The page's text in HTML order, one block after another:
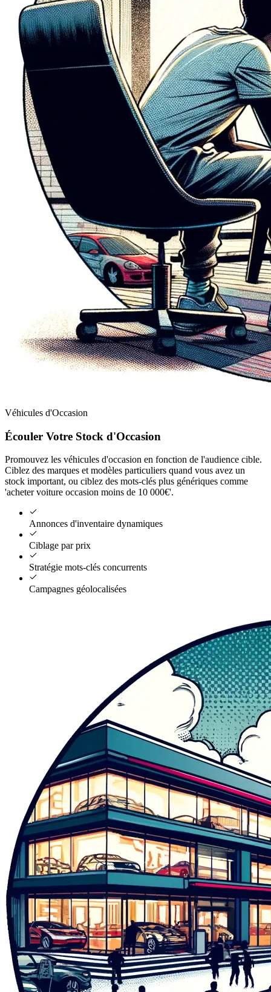
Véhicules d'Occasion
Écouler Votre Stock d'Occasion
Promouvez les véhicules d'occasion en fonction de l'audience cible.
Ciblez des marques et modèles particuliers quand vous avez un
stock important, ou ciblez des mots-clés plus génériques comme
'acheter voiture occasion moins de 10 000€'.
Annonces d'inventaire dynamiques
Ciblage par prix
Stratégie mots-clés concurrents
Campagnes géolocalisées